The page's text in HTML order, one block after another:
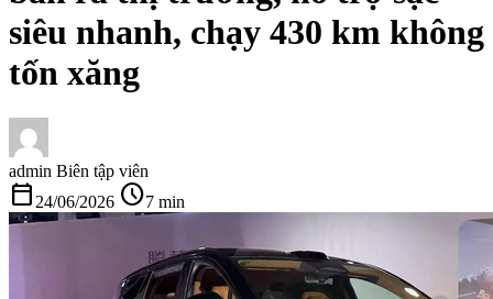
siêu nhanh, chạy 430 km không
tốn xăng
admin Biên tập viên
calendar_today 24/06/2026 schedule7 min